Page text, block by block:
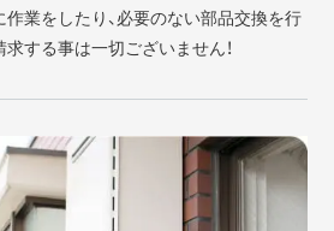
業をしたり、必要のない部品交換を行
する事は一切ございません！